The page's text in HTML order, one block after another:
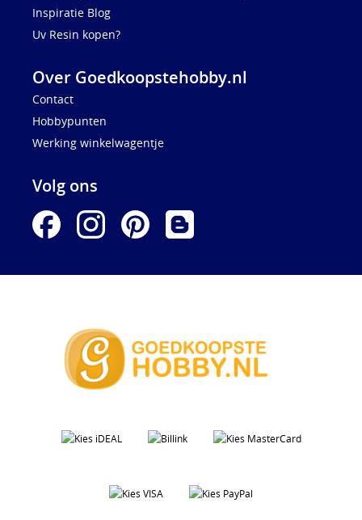
Inspiratie Blog
Uv Resin kopen?
Over Goedkoopstehobby.nl
Contact
Hobbypunten
Werking winkelwagentje
Volg ons